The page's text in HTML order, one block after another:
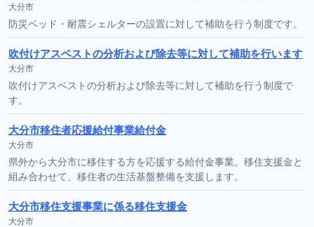
大分市
防災ベッド・耐震シェルターの設置に対して補助を行う制度です。
吹付けアスベストの分析および除去等に対して補助を行います
大分市
吹付けアスベストの分析および除去等に対して補助を行う制度で
す。
大分市移住者応援給付事業給付金
大分市
県外から大分市に移住する方を応援する給付金事業。移住支援金と
組み合わせて、移住者の生活基盤整備を支援します。
大分市移住支援事業に係る移住支援金
大分市